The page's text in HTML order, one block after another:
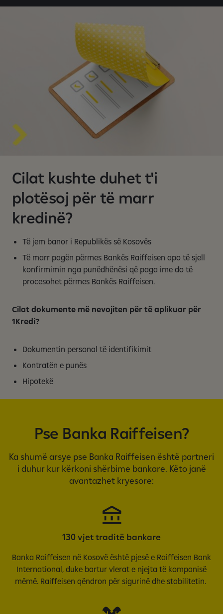
Cilat kushte duhet t'i
plotësoj për të marr
kredinë?
Të jem banor i Republikës së Kosovës
Të marr pagën përmes Bankës Raiffeisen apo të sjell
konfirmimin nga punëdhënësi që paga ime do të
procesohet përmes Bankës Raiffeisen.
Cilat dokumente më nevojiten për të aplikuar për
1Kredi?
Dokumentin personal të identifikimit
Kontratën e punës
Hipotekë
Pse Banka Raiffeisen?
Ka shumë arsye pse Banka Raiffeisen është partneri
i duhur kur kërkoni shërbime bankare. Këto janë
avantazhet kryesore:
130 vjet traditë bankare
Banka Raiffeisen në Kosovë është pjesë e Raiffeisen Bank
International, duke bartur vlerat e njejta të kompanisë
mëmë. Raiffeisen qëndron për sigurinë dhe stabilitetin.